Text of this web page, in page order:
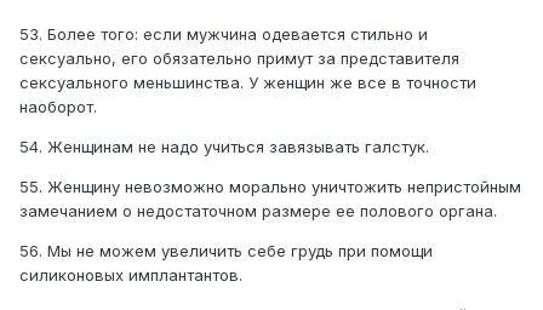
53. Более того: если мужчина одевается стильно и
сексуально, его обязательно примут за представителя
сексуального меньшинства. У женщин же все в точности
наоборот.
54. Женщинам не надо учиться завязывать галстук.
55. Женщину невозможно морально уничтожить непристойным
замечанием о недостаточном размере ее полового органа.
56. Мы не можем увеличить себе грудь при помощи
силиконовых имплантантов.